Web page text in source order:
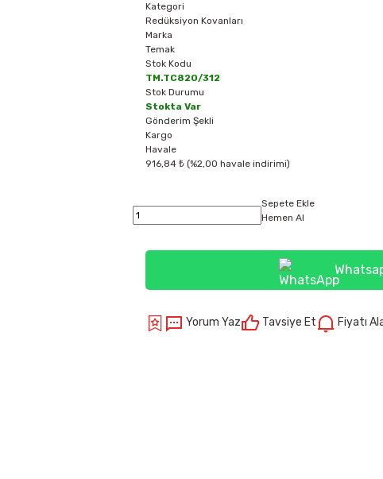
Kategori
Redüksiyon Kovanları
Marka
Temak
Stok Kodu
TM.TC820/312
Stok Durumu
Stokta Var
Gönderim Şekli
Kargo
Havale
916,84 ₺ (%2,00 havale indirimi)
Sepete Ekle
Hemen Al
Yorum Yaz Tavsiye Et Fiyatı